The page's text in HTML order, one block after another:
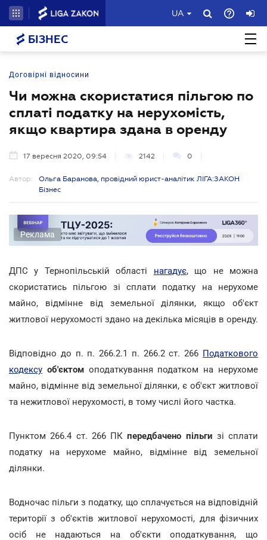
UA
БІЗНЕС
Договірні відносини
Чи можна скористатися пільгою по
сплаті податку на нерухомість,
якщо квартира здана в оренду
17 вересня 2020, 09:54 2142 0
Автор:
Ольга Баранова, провідний юрист-аналітик ЛІГА:ЗАКОН
Бізнес
Реклама
ДПС у Тернопільській області нагадує, що не можна
скористатись пільгою зі сплати податку на нерухоме
майно, відмінне від земельної ділянки, якщо об'єкт
житлової нерухомості здано на декілька місяців в оренду.
Відповідно до п. п. 266.2.1 п. 266.2 ст. 266 Податкового
кодексу об'єктомоподаткування податком на нерухоме
майно, відмінне від земельної ділянки, є об'єкт житлової
та нежитлової нерухомості, в тому числі його частка.
Пунктом 266.4 ст. 266 ПКпередбачено пільги зі сплати
податку на нерухоме майно, відмінне від земельної
ділянки.
Водночас пільги з податку, що сплачується на відповідній
території з об'єктів житлової нерухомості, для фізичних
осіб не надаються на об'єкти оподаткування, що